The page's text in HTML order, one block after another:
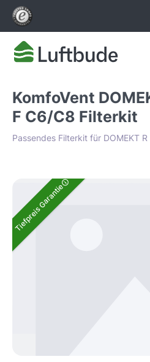
springen
KomfoVent
F C6/C8 Filterkit
Passendes Filterkit für DOMEKT
Bildergalerie überspringen
Tiefpreis Garantie